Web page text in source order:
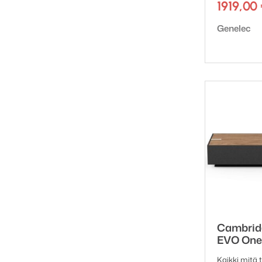
1919,00
Genelec
EVO One
Kaikki mitä